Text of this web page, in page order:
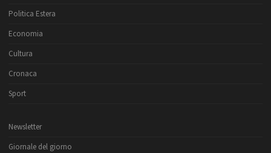
Politica Estera
Economia
Cultura
Cronaca
Sport
Newsletter
Giornale del giorno